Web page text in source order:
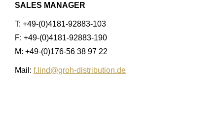
SALES MANAGER
T: +49-(0)4181-92883-103
F: +49-(0)4181-92883-190
M: +49-(0)176-56 38 97 22
Mail: f.lind@groh-distribution.de